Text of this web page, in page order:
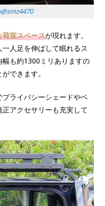
荷室スペースが現れます。
人足を伸ばして眠れるス
も約1300ミリありますの
できます。
ライバシーシェードやベ
アクセサリーも充実して